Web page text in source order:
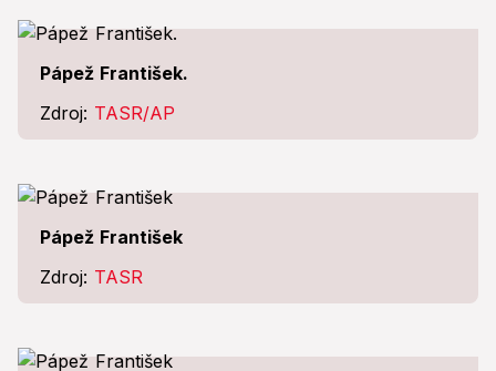
Pápež František.
Zdroj: TASR/AP
Pápež František
Zdroj: TASR